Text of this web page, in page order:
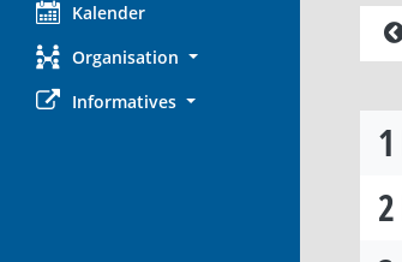
Kalender
Organisation
Informatives
1
2